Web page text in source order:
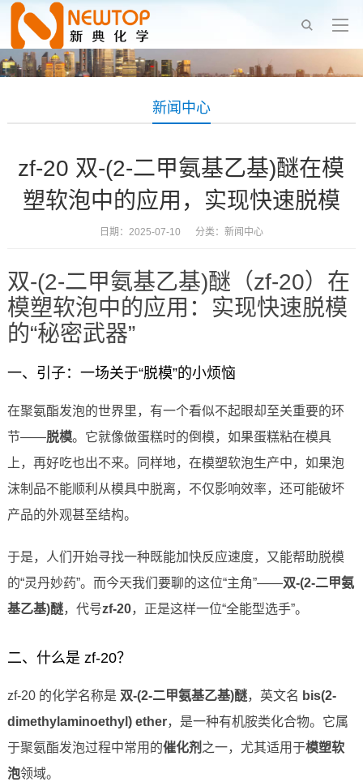
新闻中心
zf-20 双-(2-二甲氨基乙基)醚在模
塑软泡中的应用，实现快速脱模
日期：2025-07-10 分类： 新闻中心
双-(2-二甲氨基乙基)醚（zf-20）在
模塑软泡中的应用：实现快速脱模
的“秘密武器”
一、引子：一场关于“脱模”的小烦恼
在聚氨酯发泡的世界里，有一个看似不起眼却至关重要的环
节——脱模。它就像做蛋糕时的倒模，如果蛋糕粘在模具
上，再好吃也出不来。同样地，在模塑软泡生产中，如果泡
沫制品不能顺利从模具中脱离，不仅影响效率，还可能破坏
产品的外观甚至结构。
于是，人们开始寻找一种既能加快反应速度，又能帮助脱模
的“灵丹妙药”。而今天我们要聊的这位“主角”——双-(2-二甲氨
基乙基)醚，代号zf-20，正是这样一位“全能型选手”。
二、什么是 zf-20？
zf-20 的化学名称是 双-(2-二甲氨基乙基)醚，英文名 bis(2-
dimethylaminoethyl) ether，是一种有机胺类化合物。它属
于聚氨酯发泡过程中常用的催化剂 之一，尤其适用于模塑软
泡领域。